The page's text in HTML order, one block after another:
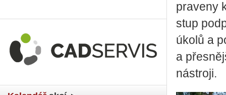
pra­ve­ny
stup
úkolů a
a
ná­stro­ji.